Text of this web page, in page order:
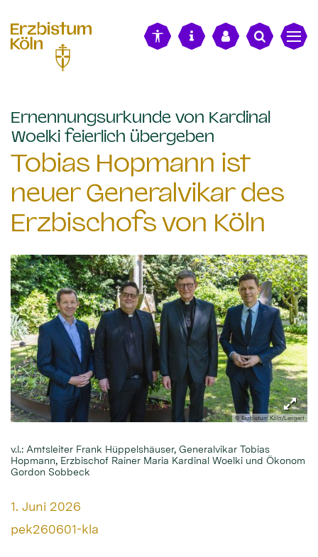
Ernennungsurkunde von Kardinal
Woelki feierlich übergeben
Tobias Hopmann ist
neuer Generalvikar des
Erzbischofs von Köln
© Erzbistum Köln/Lengert
v.l.: Amtsleiter Frank Hüppelshäuser, Generalvikar Tobias
Hopmann, Erzbischof Rainer Maria Kardinal Woelki und Ökonom
Gordon Sobbeck
Datum:
1. Juni 2026
Von:
pek260601-kla